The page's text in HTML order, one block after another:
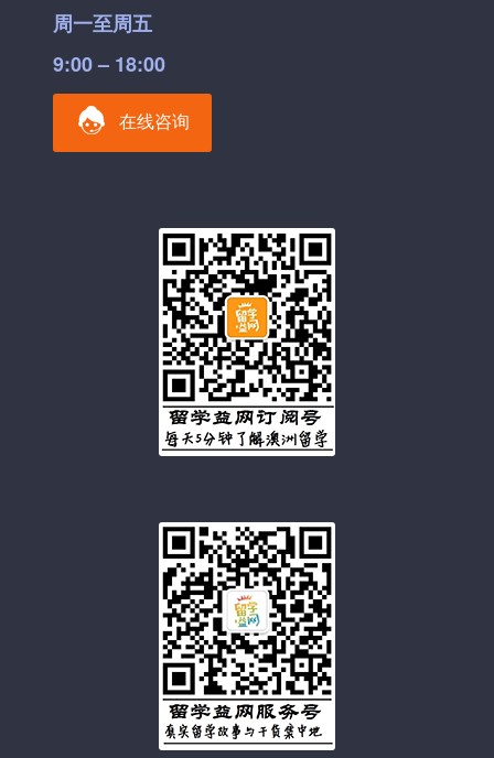
周一至周五
9:00 – 18:00
在线咨询